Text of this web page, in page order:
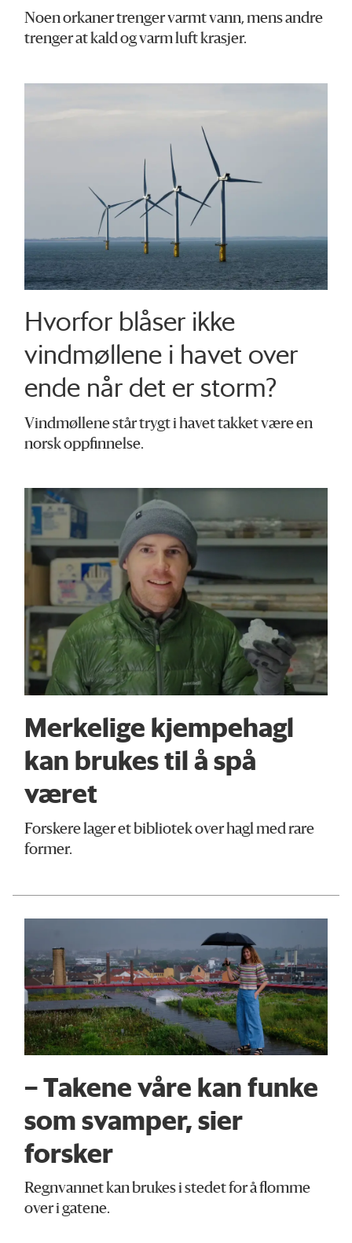
Noen orkaner trenger varmt vann, mens andre
trenger at kald og varm luft krasjer.
Hvorfor blåser ikke
vindmøllene i havet over
ende når det er storm?
Vindmøllene står trygt i havet takket være en
norsk oppfinnelse.
Merkelige kjempe­hagl
kan brukes til å spå
været
Forskere lager et bibliotek over hagl med rare
former.
– Takene våre kan funke
som svamper, sier
forsker
Regnvannet kan brukes i stedet for å flomme
over i gatene.